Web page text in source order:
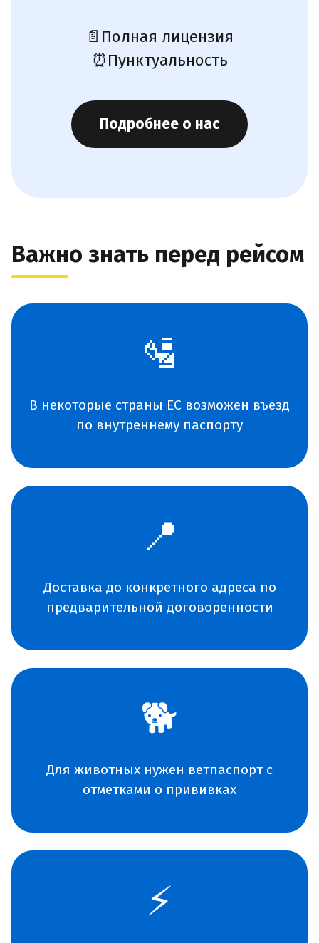
📄 Полная лицензия
⏰Пунктуальность
Подробнее о нас
Важно знать перед рейсом
🛂
В некоторые страны ЕС возможен въезд
по внутреннему паспорту
📍
Доставка до конкретного адреса по
предварительной договоренности
🐕
Для животных нужен ветпаспорт с
отметками о прививках
⚡